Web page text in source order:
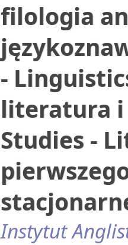
filologia
-
literatura i
Studies -
Instytut